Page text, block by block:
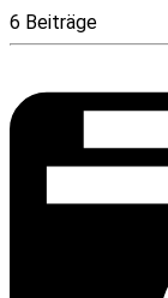
6 Beiträge